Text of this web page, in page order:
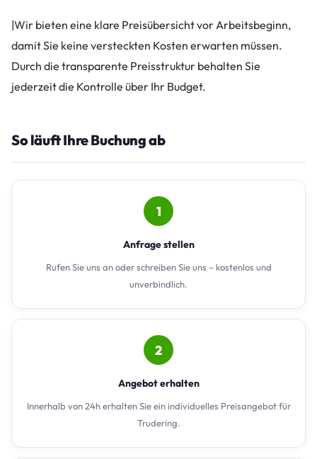
|Wir bieten eine klare Preisübersicht vor Arbeitsbeginn,
damit Sie keine versteckten Kosten erwarten müssen.
Durch die transparente Preisstruktur behalten Sie
jederzeit die Kontrolle über Ihr Budget.
So läuft Ihre Buchung ab
1
Anfrage stellen
Rufen Sie uns an oder schreiben Sie uns – kostenlos und
unverbindlich.
2
Angebot erhalten
Innerhalb von 24h erhalten Sie ein individuelles Preisangebot für
Trudering.